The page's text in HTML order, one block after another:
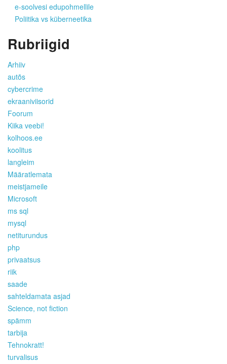
e-soolvesi edupohmellile
Poliitika vs küberneetika
Rubriigid
Arhiiv
autõs
cybercrime
ekraaniviisorid
Foorum
Kiika veebi!
kolhoos.ee
koolitus
langleim
Määratlemata
meistjameile
Microsoft
ms sql
mysql
netiturundus
php
privaatsus
riik
saade
sahteldamata asjad
Science, not fiction
spämm
tarbija
Tehnokratt!
turvalisus